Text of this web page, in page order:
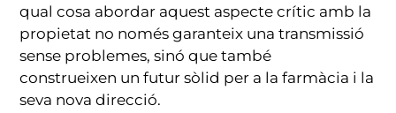
qual cosa abordar aquest aspecte crític amb la
propietat no només garanteix una transmissió
sense problemes, sinó que també
construeixen un futur sòlid per a la farmàcia i la
seva nova direcció.